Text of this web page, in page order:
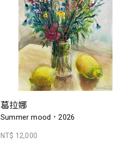
葛拉娜
Summer mood，2026
NT$ 12,000